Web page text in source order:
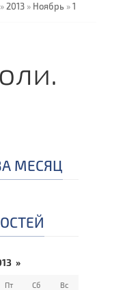
» 2013 » Ноябрь »1
МЕСЯЦ
»
Пт Сб Вс